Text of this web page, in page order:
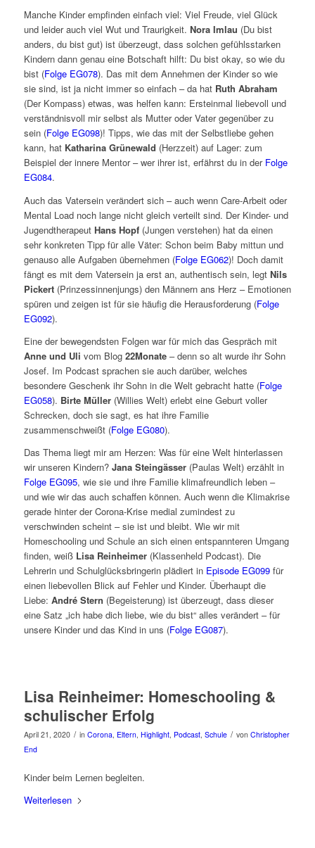
Manche Kinder empfinden einfach viel: Viel Freude, viel Glück
und leider auch viel Wut und Traurigkeit. Nora Imlau (Du bist
anders, du bist gut) ist überzeugt, dass solchen gefühlsstarken
Kindern dann genau eine Botschaft hilft: Du bist okay, so wie du
bist (Folge EG078). Das mit dem Annehmen der Kinder so wie
sie sind, ist ja nicht immer so einfach – da hat Ruth Abraham
(Der Kompass) etwas, was helfen kann: Ersteinmal liebevoll und
verständnisvoll mir selbst als Mutter oder Vater gegenüber zu
sein (Folge EG098)! Tipps, wie das mit der Selbstliebe gehen
kann, hat Katharina Grünewald (Herzzeit) auf Lager: zum
Beispiel der innere Mentor – wer ihrer ist, erfährst du in der Folge
EG084.
Auch das Vatersein verändert sich – auch wenn Care-Arbeit oder
Mental Load noch lange nicht gleich verteilt sind. Der Kinder- und
Jugendtherapeut Hans Hopf(Jungen verstehen) hat da einen
sehr konkreten Tipp für alle Väter: Schon beim Baby mittun und
genauso alle Aufgaben übernehmen (Folge EG062)! Doch damit
fängt es mit dem Vatersein ja erst an, authentisch sein, legt Nils
Pickert(Prinzessinnenjungs) den Männern ans Herz – Emotionen
spüren und zeigen ist für sie häufig die Herausforderung (Folge
EG092).
Eine der bewegendsten Folgen war für mich das Gespräch mit
Anne und Uli vom Blog 22Monate– denn so alt wurde ihr Sohn
Josef. Im Podcast sprachen sie auch darüber, welches
besondere Geschenk ihr Sohn in die Welt gebracht hatte (Folge
EG058). Birte Müller(Willies Welt) erlebt eine Geburt voller
Schrecken, doch sie sagt, es hat ihre Familie
zusammenschweißt (Folge EG080).
Das Thema liegt mir am Herzen: Was für eine Welt hinterlassen
wir unseren Kindern? Jana Steingässer(Paulas Welt) erzählt in
Folge EG095, wie sie und ihre Familie klimafreundlich leben –
und wie wir das auch schaffen können. Auch wenn die Klimakrise
gerade hinter der Corona-Krise medial zumindest zu
verschwinden scheint – sie ist und bleibt. Wie wir mit
Homeschooling und Schule an sich einen entspannteren Umgang
finden, weiß Lisa Reinheimer(Klassenheld Podcast). Die
Lehrerin und Schulglücksbringerin plädiert in Episode EG099für
einen liebevollen Blick auf Fehler und Kinder. Überhaupt die
Liebe: André Stern (Begeisterung) ist überzeugt, dass dieser
eine Satz „ich habe dich liebe, wie du bist“ alles verändert – für
unsere Kinder und das Kind in uns (Folge EG087).
Lisa Reinheimer: Homeschooling &
schulischer Erfolg
April 21, 2020 / in Corona Eltern, Highlight, Podcast, Schule / von Christopher
End
Kinder beim Lernen begleiten.
Weiterlesen